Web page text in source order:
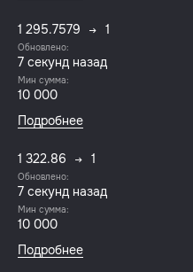
1 295.7579 1
Обновлено:
8 секунд назад
Мин сумма:
10 000
Подробнее
1 322.86 1
Обновлено:
8 секунд назад
Мин сумма:
10 000
Подробнее